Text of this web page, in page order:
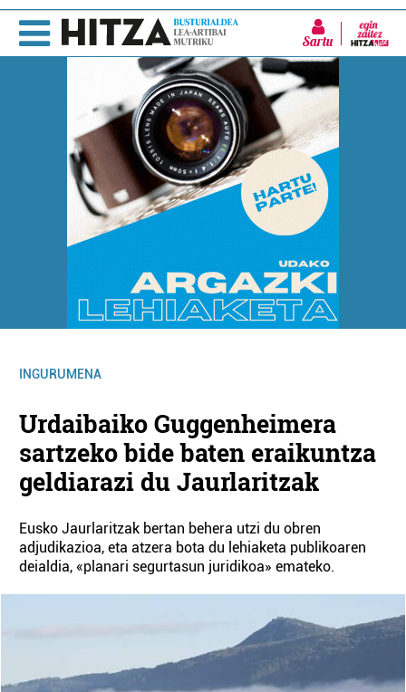
Sartu
INGURUMENA
Urdaibaiko Guggenheimera
sartzeko bide baten eraikuntza
geldiarazi du Jaurlaritzak
Eusko Jaurlaritzak bertan behera utzi du obren
adjudikazioa, eta atzera bota du lehiaketa publikoaren
deialdia, «planari segurtasun juridikoa» emateko.